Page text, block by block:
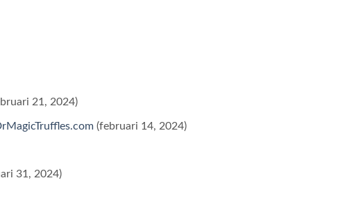
21, 2024)
(februari 14, 2024)
31, 2024)